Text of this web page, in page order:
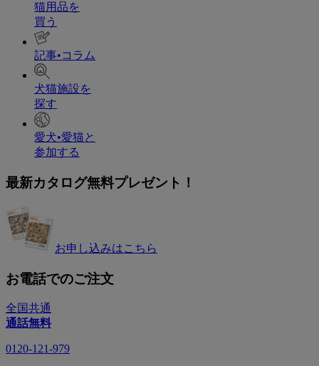
猫用品を
買う
記事•コラム
犬猫施設を
探す
愛犬•愛猫と
参加する
最新カタログ無料プレゼント！
お申し込みはこちら
お電話でのご注文
全国共通
通話無料
0120-121-979